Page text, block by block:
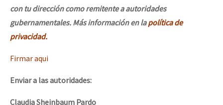
con tu dirección como remitente a autoridades
gubernamentales. Más información en lapolítica de
privacidad.
Firmar aqui
Enviar a las autoridades:
Claudia Sheinbaum Pardo